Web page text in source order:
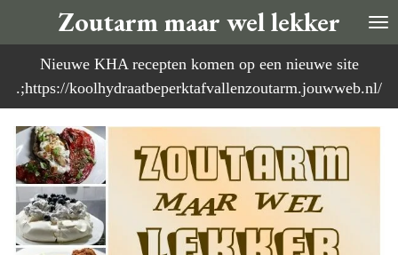
direct
naar
de
Zoutarm maar wel lekker
Nieuwe KHA recepten komen op een nieuwe site
.;https://koolhydraatbeperktafvallenzoutarm.jouwweb.nl/